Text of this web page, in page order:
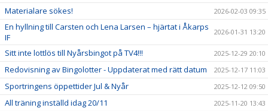
Materialare sökes! 2026-02-03 09:35
En hyllning till Carsten och Lena Larsen – hjärtat i Åkarps
IF
2026-01-31 13:20
Sitt inte lottlös till Nyårsbingot på TV4!!! 2025-12-29 20:10
Redovisning av Bingolotter - Uppdaterat med rätt datum 2025-12-17 11:03
Sportringens öppettider Jul & Nyår 2025-12-12 09:50
All träning inställd idag 20/11 2025-11-20 13:43